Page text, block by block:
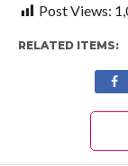
Post Views:
RELATED ITEMS: